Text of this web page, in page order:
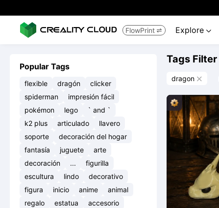
FlowPrint  Explore 
Popular Tags
flexible dragón
clicker
spiderman
impresión fácil
pokémon
lego
` and `
k2 plus
articulado
llavero
soporte
decoración del hogar
fantasía
juguete
arte
decoración
...
figurilla
escultura
lindo
decorativo
figura
inicio anime
animal
regalo
estatua
accesorio
Tags Filter
dragon 